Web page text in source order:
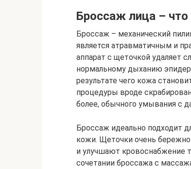
Броссаж лица – что
Броссаж – механический
является атравматичным и
аппарат с щеточкой удаляет
нормальному дыханию
результате чего кожа
процедуры вроде
более, обычного умывания с
Броссаж идеально подходит
кожи. Щеточки очень бережно
и улучшают кровоснабжение
сочетании броссажа с